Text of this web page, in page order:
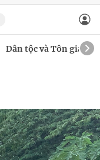
Dân tộc và Tôn giáo